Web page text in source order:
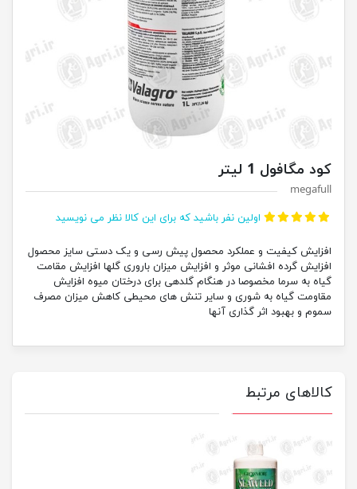
کود مگافول 1 لیتر
megafull
اولین نفر باشید که برای این کالا نظر می نویسید
افزایش کیفیت و عملکرد محصول پیش رسی و یک دستی سایز محصول
افزایش گرده افشانی موثر و افزایش میزان باروری گلها افزایش مقامت
گیاه به سرما مخصوصا در هنگام گلدهی برای درختان میوه افزایش
مقاومت گیاه به شوری و سایر تنش های محیطی کاهش میزان مصرف
سموم و بهبود اثر گذاری آنها
کالاهای مرتبط